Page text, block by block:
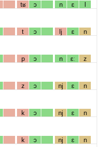
tʁ ɔ n ɛ l
t ɔ lj ɛ n
p ɔ n ɛː z
z ɔ nj ɛ n
k ɔ nj ɛ n
k ɔ nj ɛ n